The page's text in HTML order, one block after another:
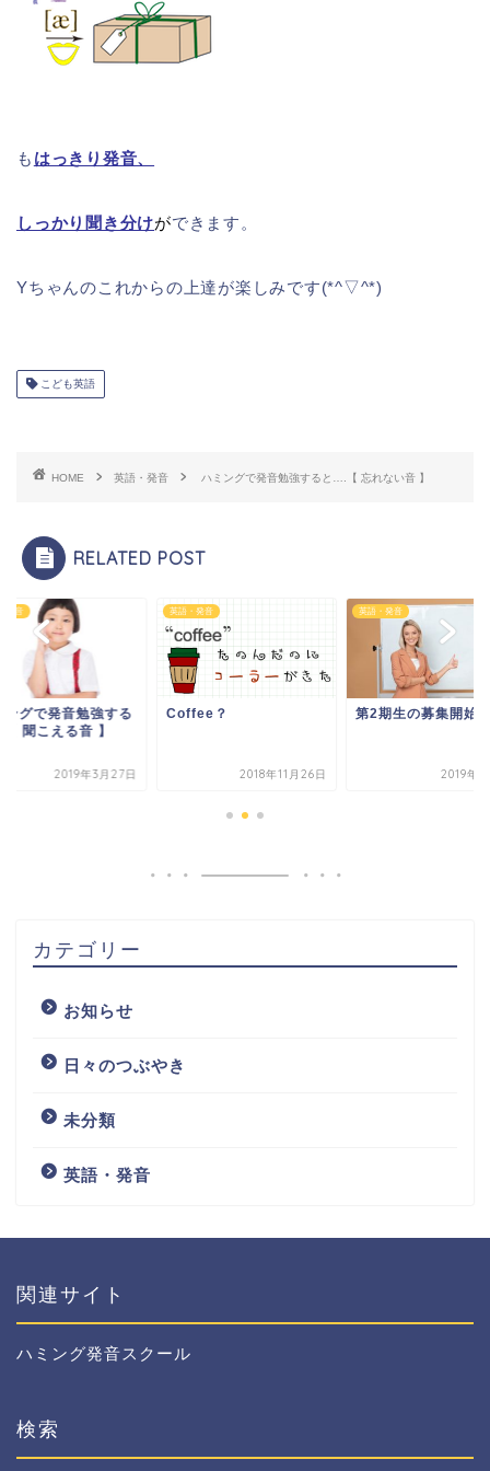
も はっきり発音、
しっかり聞き分けができます。
Yちゃんのこれからの上達が楽しみです(*^▽^*)
こども英語
HOME 英語・発音 ハミングで発音勉強すると….【 忘れない音 】
RELATED POST
発音
ングで発音勉強する
聞こえる音 】
2019年3月27日
英語・発音
Coffee？
2018年11月26日
英語・発音
第2期生の募集開始
2019年3
カテゴリー
お知らせ
日々のつぶやき
未分類
英語・発音
関連サイト
ハミング発音スクール
検索